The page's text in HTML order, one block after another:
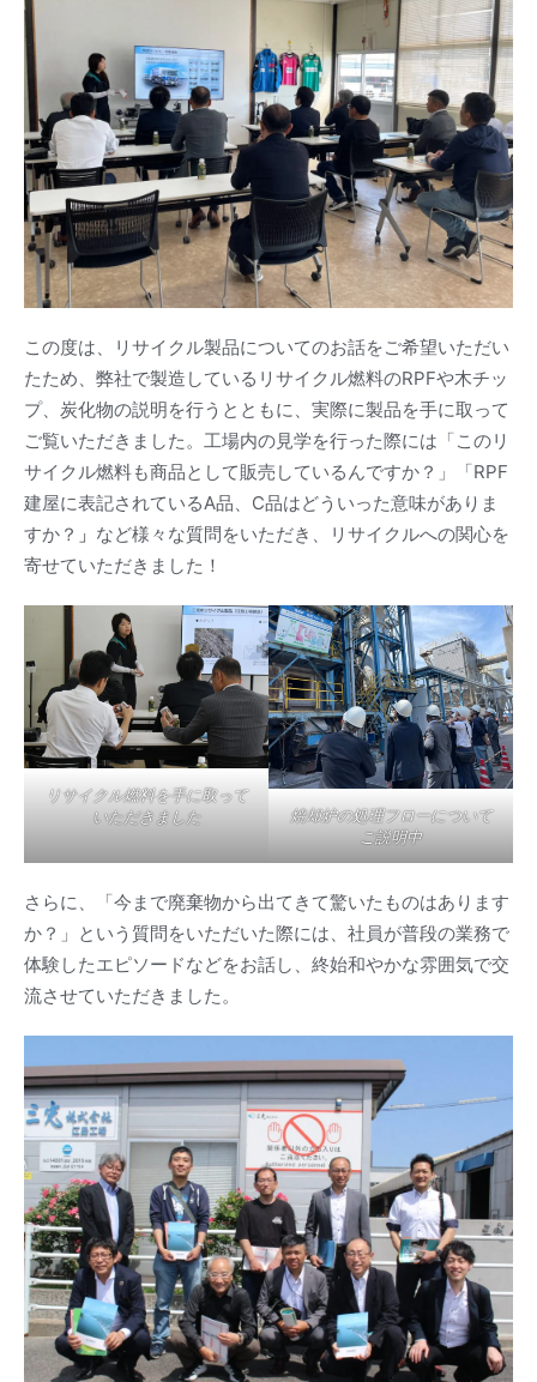
この度は、リサイクル製品についてのお話をご希望いただい
たため、弊社で製造しているリサイクル燃料のRPFや木チッ
プ、炭化物の説明を行うとともに、実際に製品を手に取って
ご覧いただきました。工場内の見学を行った際には「このリ
サイクル燃料も商品として販売しているんですか？」「RPF
建屋に表記されているA品、C品はどういった意味がありま
すか？ 」 など様々な質問をいただき、リサイクルへの関心を
寄せていただきました！
リサイクル燃料を手に取って
いただきました
焼却炉の処理フローについて
ご説明中
さらに、「今まで廃棄物から出てきて驚いたものはあります
か？」という質問をいただいた際には、社員が普段の業務で
体験したエピソードなどをお話し、終始和やかな雰囲気で交
流させていただきました。